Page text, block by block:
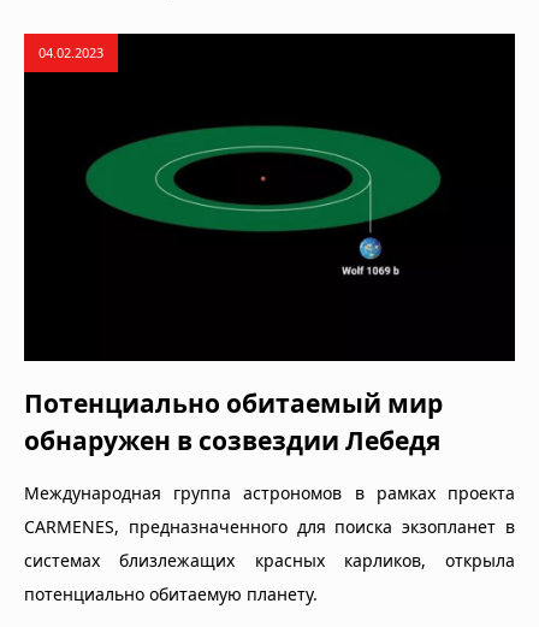
04.02.2023
Потенциально обитаемый мир
обнаружен в созвездии Лебедя
Международная группа астрономов в рамках проекта
CARMENES, предназначенного для поиска экзопланет в
системах близлежащих красных карликов, открыла
потенциально обитаемую планету.